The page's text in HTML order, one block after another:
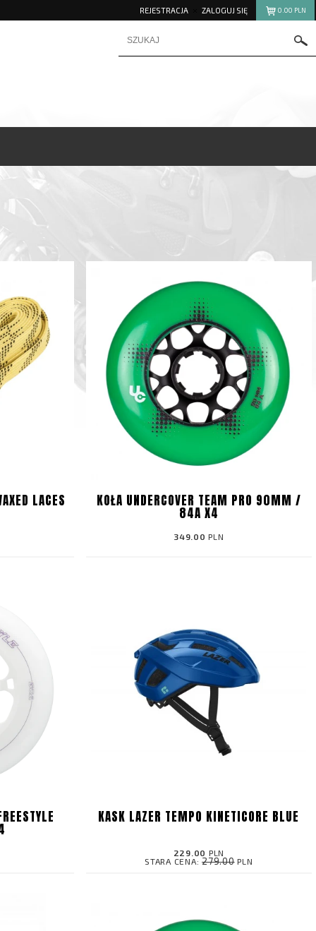
0.00 PLN
REJESTRACJA ZALOGUJ SIĘ
LACES KOŁA UNDERCOVER TEAM PRO 90MM /
84A X4
349.00 PLN
KASK LAZER TEMPO KINETICORE BLUE
229.00 PLN
STARA CENA:279.00PLN